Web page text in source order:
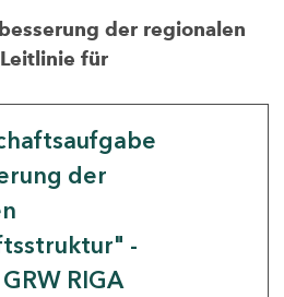
der regionalen
für
der
-
RIGA